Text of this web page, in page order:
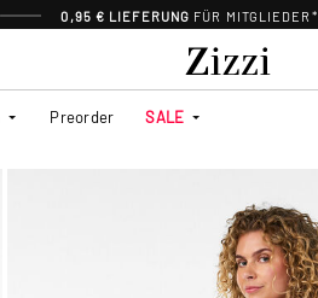
0,95 € LIEFERUNG FÜR MITGLIEDER*
Preorder SALE